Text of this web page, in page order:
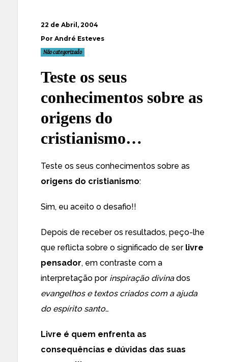
22 de Abril, 2004
Por André Esteves
Não categorizado
Teste os seus
conhecimentos sobre as
origens do
cristianismo…
Teste os seus conhecimentos sobre as
origens do cristianismo:
Sim, eu aceito o desafio!!
Depois de receber os resultados, peço-lhe
que reflicta sobre o significado de ser livre
pensador, em contraste com a
interpretação por inspiração divinados
evangelhos e textos criados com a ajuda
do espírito santo…
Livre é quem enfrenta as
consequências e dúvidas das suas